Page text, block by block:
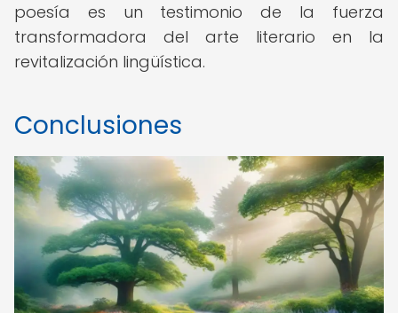
poesía es un testimonio de la fuerza
transformadora del arte literario en la
revitalización lingüística.
Conclusiones